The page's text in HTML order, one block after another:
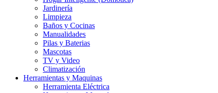
Jardinería
Limpieza
Baños y Cocinas
Manualidades
Pilas y Baterias
Mascotas
TV y Video
Climatización
Herramientas y Maquinas
Herramienta Eléctrica